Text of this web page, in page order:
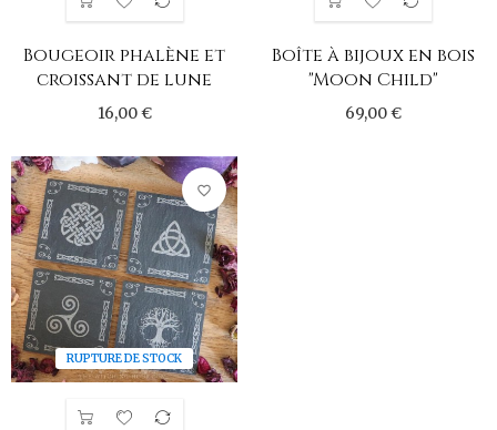
Bougeoir phalène et
croissant de lune
16,00 €
Boîte à bijoux en bois
"Moon Child"
69,00 €
RUPTURE DE STOCK
favorite_border